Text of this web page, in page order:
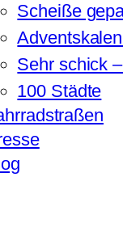
Scheiße
Sehr schick
100 Städte